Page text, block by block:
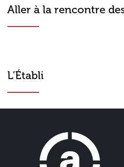
Aller à la rencontre
L’Établi